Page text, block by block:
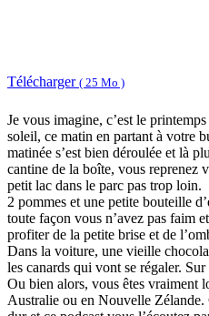
Télécharger ( 25 Mo )
Je vous imagine, c’est le
soleil, ce matin en partant à votre
matinée s’est bien déroulée et là
cantine de la boîte, vous reprenez
petit lac dans le parc pas trop loin.
2 pommes et une petite bouteille
toute façon vous n’avez pas faim
profiter de la petite brise et de
Dans la voiture, une vieille
les canards qui vont se régaler.
Ou bien alors, vous êtes vraiment
Australie ou en Nouvelle Zélande.